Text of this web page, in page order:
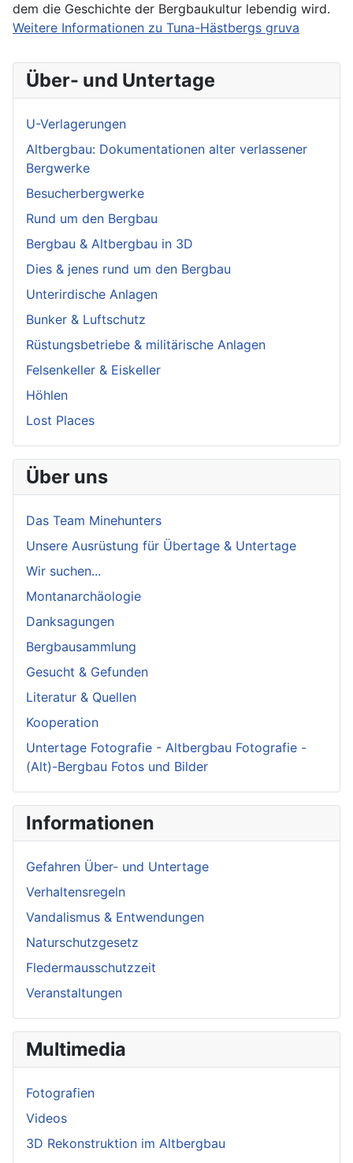
dem die Geschichte der Bergbaukultur lebendig wird.
Weitere Informationen zu Tuna-Hästbergs gruva
Über- und Untertage
U-Verlagerungen
Altbergbau: Dokumentationen alter verlassener
Bergwerke
Besucherbergwerke
Rund um den Bergbau
Bergbau & Altbergbau in 3D
Dies & jenes rund um den Bergbau
Unterirdische Anlagen
Bunker & Luftschutz
Rüstungsbetriebe & militärische Anlagen
Felsenkeller & Eiskeller
Höhlen
Lost Places
Über uns
Das Team Minehunters
Unsere Ausrüstung für Übertage & Untertage
Wir suchen...
Montanarchäologie
Danksagungen
Bergbausammlung
Gesucht & Gefunden
Literatur & Quellen
Kooperation
Untertage Fotografie - Altbergbau Fotografie -
(Alt)-Bergbau Fotos und Bilder
Informationen
Gefahren Über- und Untertage
Verhaltensregeln
Vandalismus & Entwendungen
Naturschutzgesetz
Fledermausschutzzeit
Veranstaltungen
Multimedia
Fotografien
Videos
3D Rekonstruktion im Altbergbau